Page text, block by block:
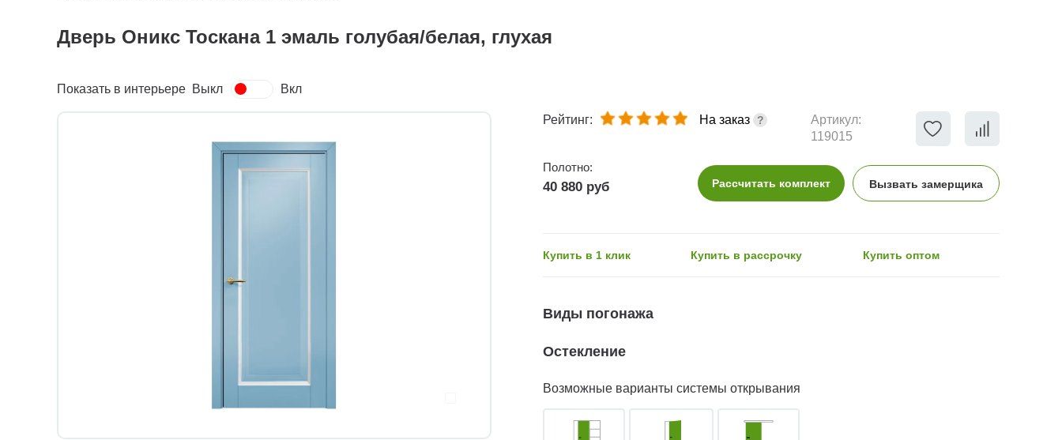
Дверь Оникс Тоскана 1 эмаль голубая/белая, глухая
Показать в интерьере Выкл Вкл
Рейтинг: На заказ
Артикул:
119015
Полотно:
40 880 руб Рассчитать комплект Вызвать замерщика
Купить в 1 клик Купить в рассрочку Купить оптом
Виды погонажа
Остекление
Возможные варианты системы открывания